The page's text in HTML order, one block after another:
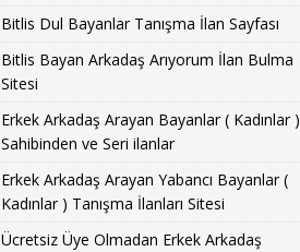
Bitlis Dul Bayanlar Tanışma İlan Sayfası
Bitlis Bayan Arkadaş Arıyorum İlan Bulma
Sitesi
Erkek Arkadaş Arayan Bayanlar ( Kadınlar )
Sahibinden ve Seri ilanlar
Erkek Arkadaş Arayan Yabancı Bayanlar (
Kadınlar ) Tanışma İlanları Sitesi
Ücretsiz Üye Olmadan Erkek Arkadaş